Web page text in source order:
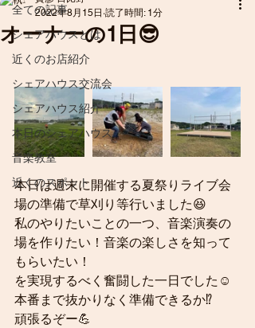
全ての記事
シェアハウスとは
近くのお店紹介
シェアハウス交流会
シェアハウス紹介
本日のシェアハウス
音楽教室
近くのスポット
オーナーの1日😎
2022年8月15日 読了時間: 1分
本日は週末に開催する夏祭りライブ会
場の準備で草刈り等行いました😆
私のやりたいことの一つ、音楽演奏の
場を作りたい！音楽の楽しさを知って
もらいたい！
を実現するべく奮闘した一日でした☺️
本番まで抜かりなく準備できるか⁉️
頑張るぞー💪